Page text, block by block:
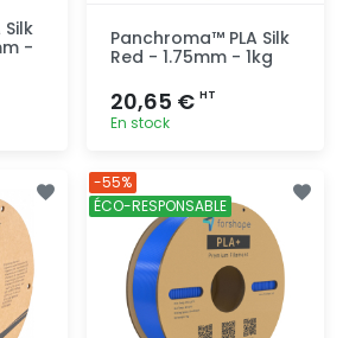
-
Panchroma™ PLA Silk
Red - 1.75mm - 1kg
20,65 € HT
En stock
rapide
-55%
ÉCO-RESPONSABLE